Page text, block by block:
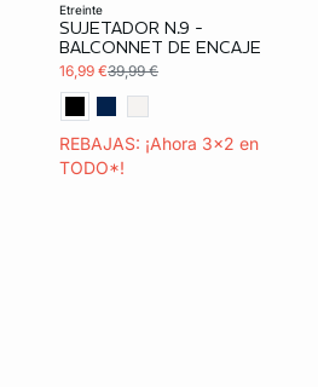
etreinte
SUJETADOR N.9 -
BALCONNET DE ENCAJE
16,99 €39,99 €
REBAJAS: ¡Ahora 3x2 en
TODO*!